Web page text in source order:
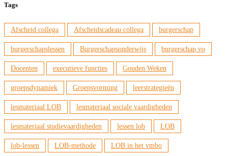
Tags
Afscheid collega Afscheidscadeau collega burgerschap
burgerschapslessen Burgerschapsonderwijs burgerschap vo
Docenten executieve functies Gouden Weken
groepsdynamiek Groepsvorming leerstrategieën
lesmateriaal LOB lesmateriaal sociale vaardigheden
lesmateriaal studievaardigheden lessen lob LOB
lob-lessen LOB-methode LOB in het vmbo